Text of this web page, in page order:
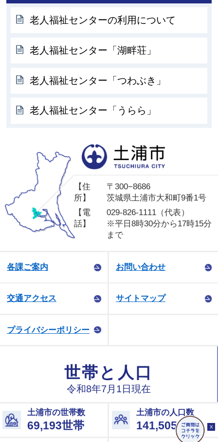
老人福祉センターの利用について
老人福祉センター「湖畔荘」
老人福祉センター「つわぶき」
老人福祉センター「うらら」
【住
所】
〒300−8686
茨城県土浦市大和町9番1号
【電
話】
029-826-1111（代表）
※平日8時30分から17時15分
まで
各課ご案内 お問い合わせ
交通アクセス サイトマップ
プライバシーポリシー